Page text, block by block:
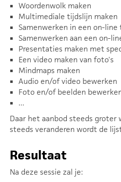
Woordenwolk maken
Multimediale tijdslijn maken
Samenwerken in een on-
Samenwerken aan een on-
Presentaties maken met
Een video maken van foto's
Mindmaps maken
Audio en/of video bewerken
Foto en/of beelden
...
Daar het aanbod steeds groter
steeds veranderen wordt de
Resultaat
Na deze sessie zal je: